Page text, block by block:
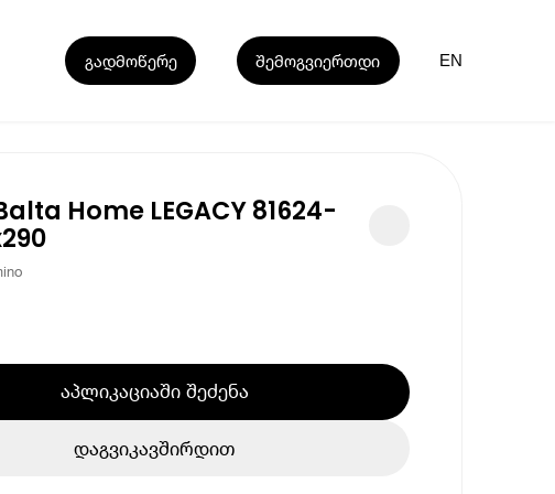
გადმოწერე შემოგვიერთდი EN
Home LEGACY 81624-
აპლიკაციაში შეძენა
დაგვიკავშირდით